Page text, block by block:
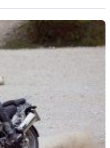
Rodeo a eu le droit